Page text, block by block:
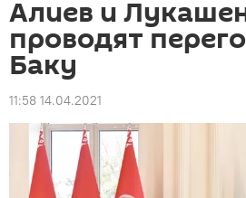
Алиев и
проводят
Баку
11:58 14.04.2021